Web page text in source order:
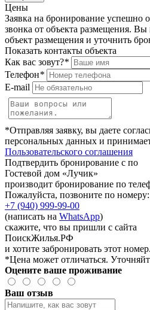
Цены
Заявка на бронирование успешно
звонка от объекта размещения. Вы
объект размещения и уточнить
Показать контакты объекта
Как вас зовут?*
Телефон*
E-mail
*Отправляя заявку, вы даете
персональных данных и
Пользовательского соглашения
Подтвердить бронирование с по
Гостевой дом «Лучик»
производит бронирование по
Пожалуйста, позвоните по номеру:
+7 (940) 999-99-00
(написать на WhatsApp)
скажите, что вы пришли с сайта
ПоискЖилья.РФ
и хотите забронировать этот номер.
*Цена может отличаться.
Оцените ваше проживание
Ваш отзыв